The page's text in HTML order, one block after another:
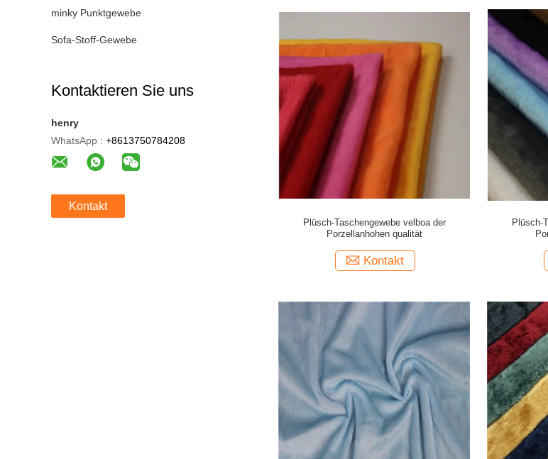
minky Punktgewebe
Sofa-Stoff-Gewebe
Kontaktieren Sie uns
henry
WhatsApp : +8613750784208
Kontakt
Plüsch-Taschengewebe velboa der
Porzellanhohen qualität
Kontakt
Plüsch-